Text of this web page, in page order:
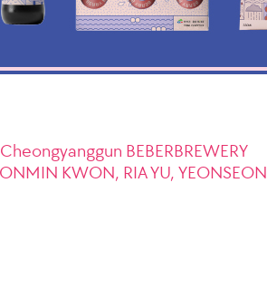
BEBERBREWERY
KWON, RIA YU, YEONSEON